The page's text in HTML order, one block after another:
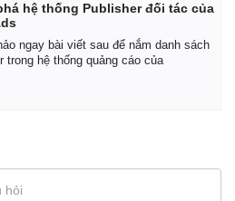
hệ thống Publisher đối tác của
ngay bài viết sau để nắm danh sách
trong hệ thống quảng cáo của